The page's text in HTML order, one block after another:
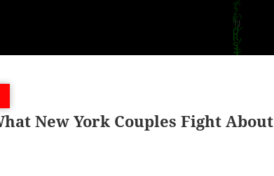
New York Couples Fight About